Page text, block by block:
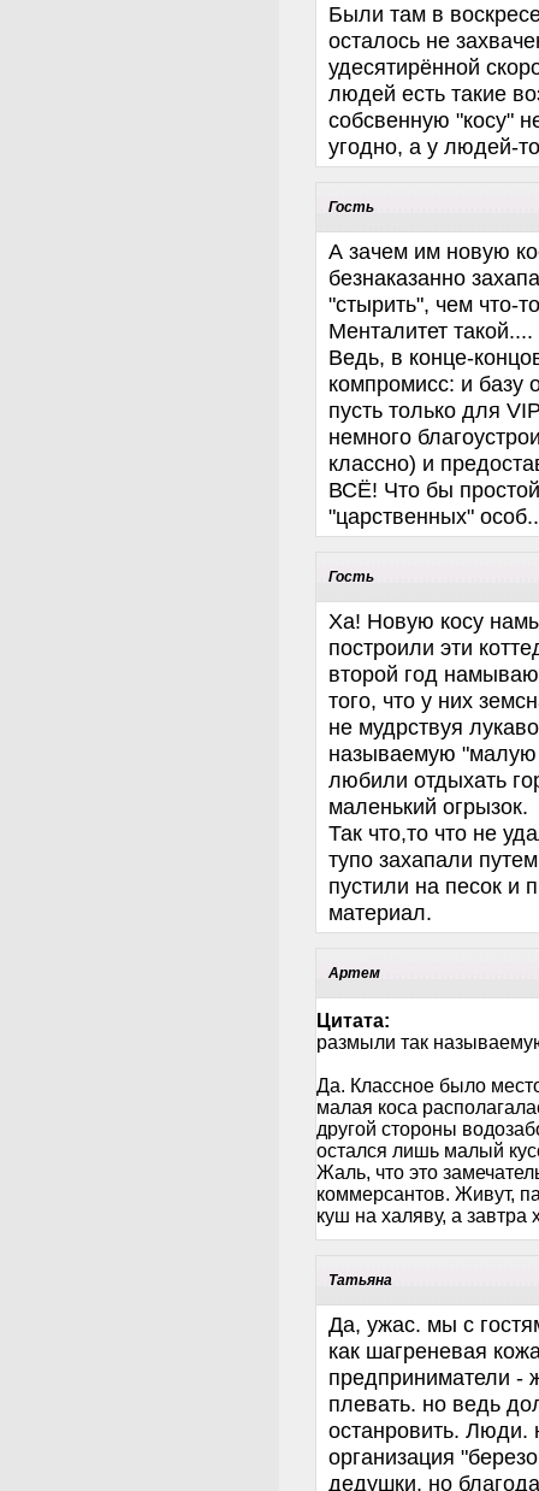
Были там в
осталось не
удесятирённой
людей есть такие
собсвенную "косу"
угодно, а у людей-
Гость
А зачем им новую
безнаказанно
"стырить", чем что-
Менталитет такой....
Ведь, в конце-
компромисс: и базу
пусть только для
немного
классно) и
ВСЁ! Что бы
"царственных"
Гость
Ха! Новую косу
построили эти
второй год
того, что у них
не мудрствуя
называемую "малую
любили отдыхать
маленький огрызок.
Так что,то что не
тупо захапали
пустили на песок и
материал.
Артем
Цитата:
размыли так
Да. Классное было
малая коса
другой стороны
остался лишь малый
Жаль, что это
коммерсантов. Живут,
куш на халяву, а завтра
Татьяна
Да, ужас. мы с
как шагреневая
предприниматели -
плевать. но ведь
останровить. Люди.
организация
дедушки. но